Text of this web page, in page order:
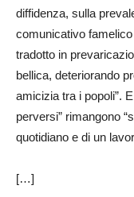
diffidenza, sulla
comunicativo
tradotto in
bellica, deteriorando
amicizia tra i popoli”.
perversi” rimangono
quotidiano e di un
[…]